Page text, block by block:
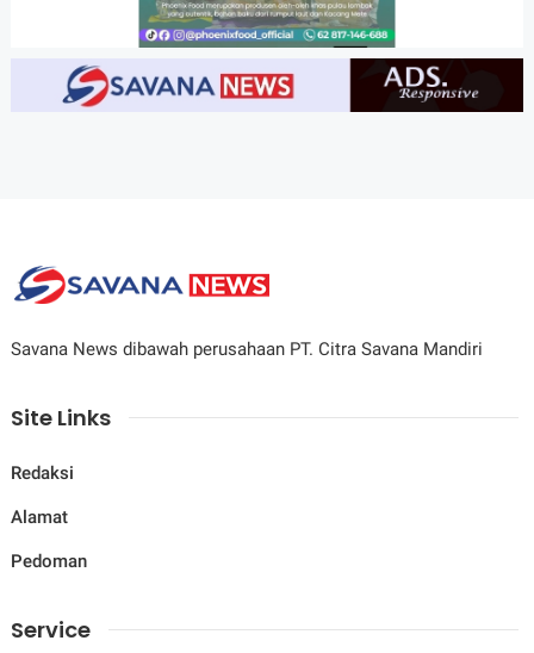
Savana News dibawah perusahaan PT. Citra Savana Mandiri
Site Links
Redaksi
Alamat
Pedoman
Service